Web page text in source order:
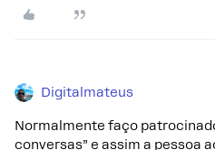
Digitalmateus
Normalmente faço
conversas” e assim a pessoa